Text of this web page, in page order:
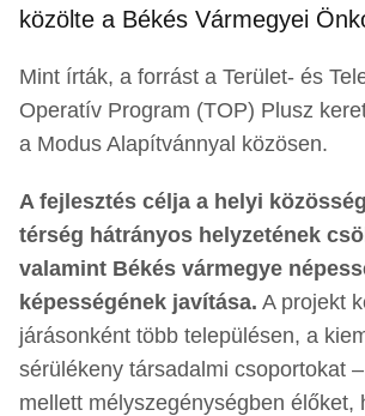
közölte a Békés Vármegyei
Mint írták, a forrást a Terület- és
Operatív Program (TOP) Plusz
a Modus Alapítvánnyal közösen.
A fejlesztés célja a helyi
térség hátrányos helyzetének
valamint Békés vármegye
képességének javítása. A projekt
járásonként több településen, a
sérülékeny társadalmi csoportokat
mellett mélyszegénységben élőket,